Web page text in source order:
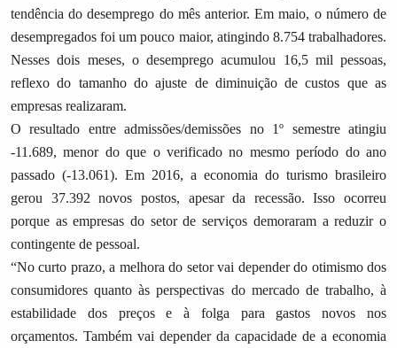
tendência do desemprego do mês anterior. Em maio, o número de
desempregados foi um pouco maior, atingindo 8.754 trabalhadores.
Nesses dois meses, o desemprego acumulou 16,5 mil pessoas,
reflexo do tamanho do ajuste de diminuição de custos que as
empresas realizaram.
O resultado entre admissões/demissões no 1º semestre atingiu
-11.689, menor do que o verificado no mesmo período do ano
passado (-13.061). Em 2016, a economia do turismo brasileiro
gerou 37.392 novos postos, apesar da recessão. Isso ocorreu
porque as empresas do setor de serviços demoraram a reduzir o
contingente de pessoal.
“No curto prazo, a melhora do setor vai depender do otimismo dos
consumidores quanto às perspectivas do mercado de trabalho, à
estabilidade dos preços e à folga para gastos novos nos
orçamentos. Também vai depender da capacidade de a economia